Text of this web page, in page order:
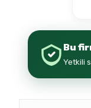
Bu
Yetkili